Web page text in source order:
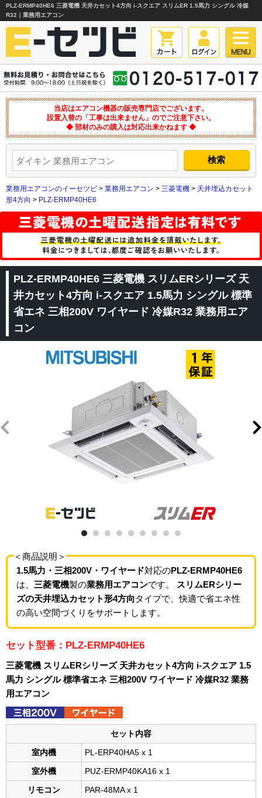
PLZ-ERMP40HE6 三菱電機 天井カセット4方向 i-スクエア スリムER 1.5馬力 シングル 冷媒
R32｜業務用エアコン
当店はエアコン機器の販売専門店でございます。
設置入替の「工事は出来ません」のでご注意下さい。
◆ 部材のみの購入は対応出来かねます ◆
業務用エアコンのイーセツビ > 業務用エアコン > 三菱電機 > 天井埋込カセット
形4方向 > PLZ-ERMP40HE6
PLZ-ERMP40HE6 三菱電機 スリムERシリーズ 天
井カセット4方向 i-スクエア 1.5馬力 シングル 標準
省エネ 三相200V ワイヤード 冷媒R32 業務用エア
コン
＜商品説明＞
1.5馬力・三相200V・ワイヤード対応のPLZ-ERMP40HE6
は、 三菱電機製の業務用エアコンです。
スリムERシリー
ズの天井埋込カセット形4方向タイプで、快適で省エネ性
の高い空間づくりをサポートします。
セット型番：PLZ-ERMP40HE6
三菱電機 スリムERシリーズ 天井カセット4方向 i-スクエア 1.5
馬力 シングル 標準省エネ 三相200V ワイヤード 冷媒R32 業務
用エアコン
セット内容
室内機 PL-ERP40HA5 x 1
室外機 PUZ-ERMP40KA16 x 1
リモコン PAR-48MA x 1